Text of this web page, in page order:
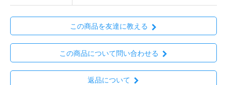
この商品を友達に教える
この商品について問い合わせる
返品について